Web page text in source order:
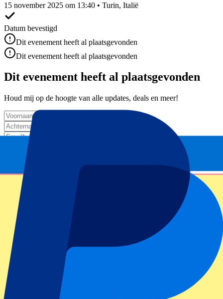
15 november 2025 om 13:40 • Turin, Italië
Datum bevestigd
Dit evenement heeft al plaatsgevonden
Dit evenement heeft al plaatsgevonden
Dit evenement heeft al plaatsgevonden
Houd mij op de hoogte van alle updates, deals en meer!
Submit
Je informatie wordt in overeenstemming met onsPrivacy Policy
gebruikt.
Bedankt voor het invullen!
Eventinformatie
Over Italy vs South Africa
Competitie
Autumn Internationals 2025
Wedstrijd
Italy vs South Africa